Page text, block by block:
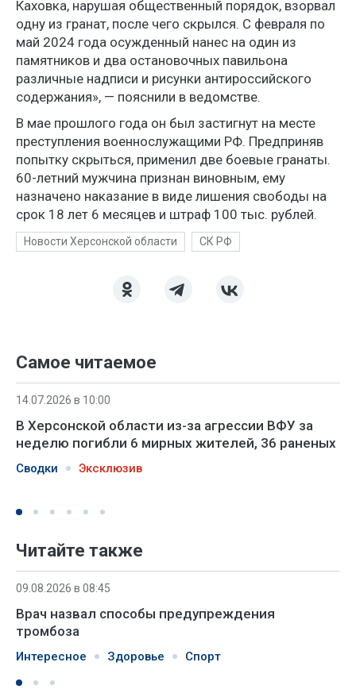
Каховка, нарушая общественный порядок, взорвал
одну из гранат, после чего скрылся. С февраля по
май 2024 года осужденный нанес на один из
памятников и два остановочных павильона
различные надписи и рисунки антироссийского
содержания», — пояснили в ведомстве.
В мае прошлого года он был застигнут на месте
преступления военнослужащими РФ. Предприняв
попытку скрыться, применил две боевые гранаты.
60-летний мужчина признан виновным, ему
назначено наказание в виде лишения свободы на
срок 18 лет 6 месяцев и штраф 100 тыс. рублей.
Новости Херсонской области СК РФ
Самое читаемое
14.07.2026 в 10:00
В Херсонской области из-за агрессии ВФУ за
неделю погибли 6 мирных жителей, 36 раненых
Сводки Эксклюзив
Читайте также
09.08.2026 в 08:45
Врач назвал способы предупреждения
тромбоза
Интересное Здоровье Спорт